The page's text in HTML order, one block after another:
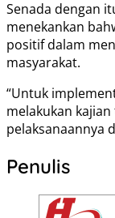
Senada dengan
menekankan
positif dalam
masyarakat.
“Untuk
melakukan
pelaksanaannya
Penulis